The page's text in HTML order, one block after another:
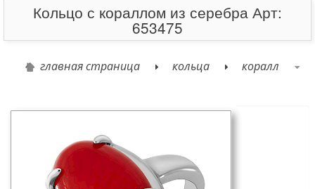
Кольцо с кораллом из серебра Арт:
653475
главная страница кольца коралл